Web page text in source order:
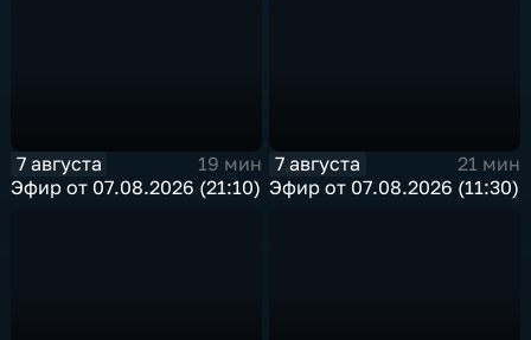
7 августа
19 мин
Эфир от 07.08.2026 (21:10)
7 августа
21 мин
Эфир от 07.08.2026 (11:30)